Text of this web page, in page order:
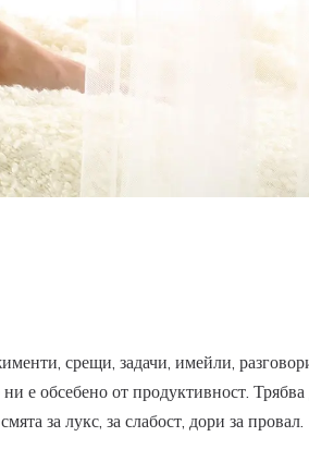
срещи, задачи, имейли,
е обсебено от продуктивност. Трябва
за лукс, за слабост, дори за провал.